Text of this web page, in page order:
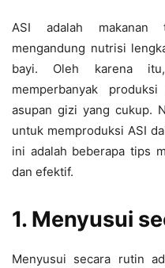
ASI adalah
mengandung nutrisi
bayi. Oleh karena
memperbanyak
asupan gizi yang cukup.
untuk memproduksi ASI
ini adalah beberapa tips
dan efektif.
1. Menyusui
Menyusui secara rutin